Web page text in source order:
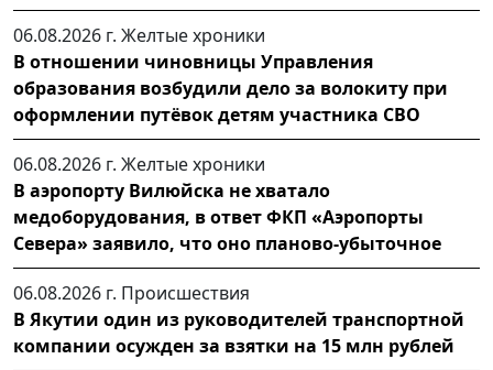
06.08.2026 г. Желтые хроники
В отношении чиновницы Управления
образования возбудили дело за волокиту при
оформлении путёвок детям участника СВО
06.08.2026 г. Желтые хроники
В аэропорту Вилюйска не хватало
медоборудования, в ответ ФКП «Аэропорты
Севера» заявило, что оно планово-убыточное
06.08.2026 г. Происшествия
В Якутии один из руководителей транспортной
компании осужден за взятки на 15 млн рублей